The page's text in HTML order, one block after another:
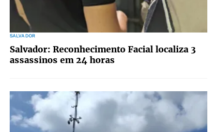
SALVADOR
Salvador: Reconhecimento Facial localiza 3
assassinos em 24 horas